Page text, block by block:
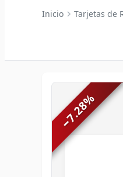
Inicio Tarjetas de
−
7.28
%